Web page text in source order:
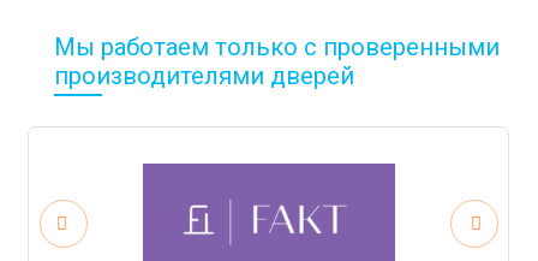
Мы работаем только с проверенными
производителями дверей